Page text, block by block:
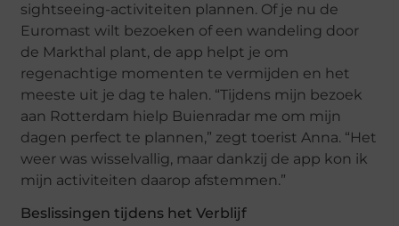
sightseeing-activiteiten plannen. Of je nu de
Euromast wilt bezoeken of een wandeling door
de Markthal plant, de app helpt je om
regenachtige momenten te vermijden en het
meeste uit je dag te halen. “Tijdens mijn bezoek
aan Rotterdam hielp Buienradar me om mijn
dagen perfect te plannen,” zegt toerist Anna. “Het
weer was wisselvallig, maar dankzij de app kon ik
mijn activiteiten daarop afstemmen.”
Beslissingen tijdens het Verblijf